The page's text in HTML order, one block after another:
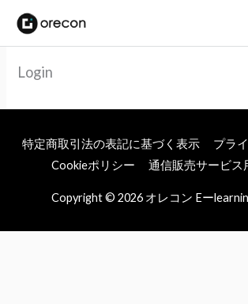
Login
特定商取引法の表記に基づく表示
プラ
Cookieポリシー
通信販売サービス
Copyright © 2026 オレコン Eー